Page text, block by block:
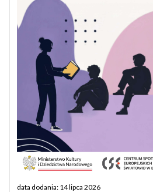
data dodania: 14 lipca 2026